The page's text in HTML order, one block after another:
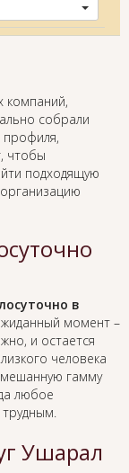
компаний,
собрали
чтобы
подходящую
в
момент –
и остается
человека
гамму
любое
Ушарал